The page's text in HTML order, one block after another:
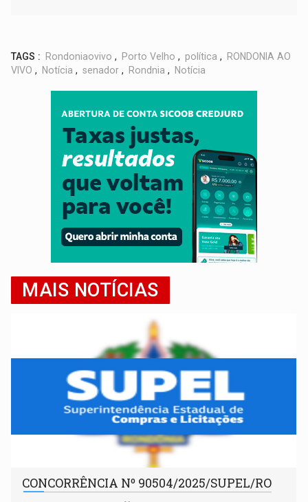
TAGS : Rondoniaovivo , Porto Velho , política ,
RONDONIA AO
VIVO , Notícia , senador , Rondnia , Notícia
MAIS NOTÍCIAS
CONCORRÊNCIA Nº 90504/2025/SUPEL/RO